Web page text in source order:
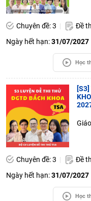
Chuyên đề: 3
Đề
Ngày hết hạn:31/07/2027
Học
Chuyên đề: 3
Đề
Ngày hết hạn:31/07/2027
Học